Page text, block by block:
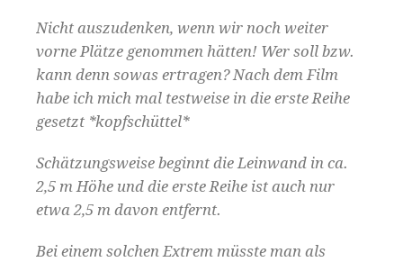
Nicht auszu­denken, wenn wir noch weit­er
vorne Plätze genom­men hät­ten! Wer soll bzw.
kann denn sowas ertra­gen? Nach dem Film
habe ich mich mal test­weise in die erste Rei­he
geset­zt *kopf­schüt­tel*
Schätzungsweise begin­nt die Lein­wand in ca.
2,5 m Höhe und die erste Rei­he ist auch nur
etwa 2,5 m davon entfernt.
Bei einem solchen Extrem müsste man als